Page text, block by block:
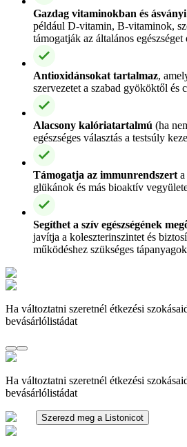
Gazdag vitaminokban és
például D-vitamin, B-vitaminok,
támogatják az általános egészséget
Antioxidánsokat tartalmaz,
szervezetet a szabad gyököktől és
Alacsony kalóriatartalmú (ha
egészséges választás a testsúly
Támogatja az immunrendszert
glükánok és más bioaktív
Segíthet a szív egészségének
javítja a koleszterinszintet és
működéshez szükséges
Ha változtatni szeretnél étkezési
bevásárlólistádat
Ha változtatni szeretnél étkezési
bevásárlólistádat
Szerezd meg a Listonicot